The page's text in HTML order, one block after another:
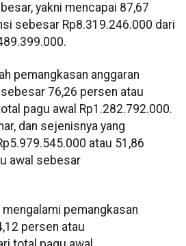
yakni mencapai 87,67
sebesar Rp8.319.246.000 dari
pemangkasan anggaran
76,26 persen atau
pagu awal Rp1.282.792.000.
dan sejenisnya yang
atau 51,86
awal sebesar
pemangkasan
persen atau